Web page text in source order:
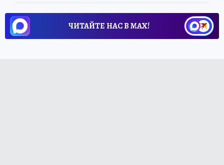
ЧИТАЙТЕ НАС В МАХ!